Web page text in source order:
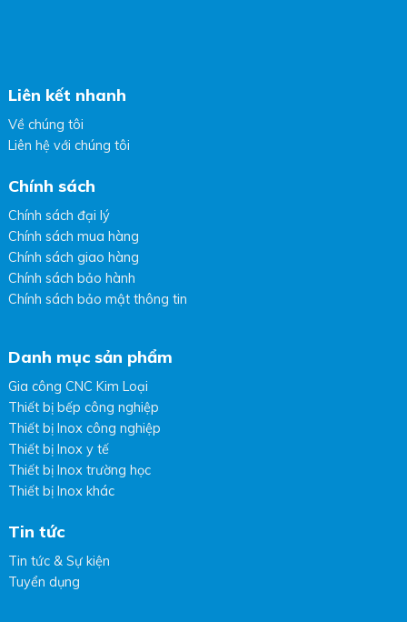
Liên kết nhanh
Về chúng tôi
Liên hệ với chúng tôi
Chính sách
Chính sách đại lý
Chính sách mua hàng
Chính sách giao hàng
Chính sách bảo hành
Chính sách bảo mật thông tin
Danh mục sản phẩm
Gia công CNC Kim Loại
Thiết bị bếp công nghiệp
Thiết bị Inox công nghiệp
Thiết bị Inox y tế
Thiết bị Inox trường học
Thiết bị Inox khác
Tin tức
Tin tức & Sự kiện
Tuyển dụng